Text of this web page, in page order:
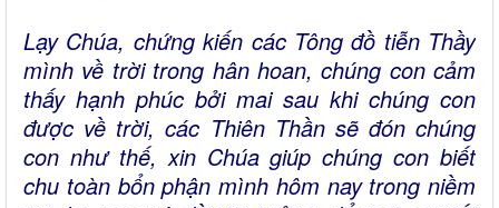
Lạy Chúa, chứng kiến các Tông đồ tiễn Thầy
mình về trời trong hân hoan, chúng con cảm
thấy hạnh phúc bởi mai sau khi chúng con
được về trời, các Thiên Thần sẽ đón chúng
con như thế, xin Chúa giúp chúng con biết
chu toàn bổn phận mình hôm nay trong niềm